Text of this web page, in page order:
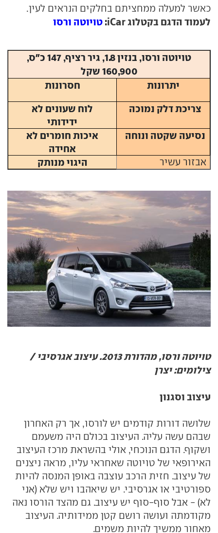
כאשר למעלה ממחציתם בחלקים הנראים לעין.
לעמוד הדגם בקטלוג iCar: טויוטה ורסו
טויוטה ורסו, בנזין 1.8, גיר רציף, 147 כ"ס,
160,900 שקל
יתרונות
חסרונות
צריכת דלק נמוכה
לוח שעונים לא
ידידותי
נסיעה שקטה ונוחה
איכות חומרים לא
אחידה
אבזור עשיר היגוי מנותק
טויוטה ורסו, מהדורת 2013. עיצוב אגרסיבי /
צילומים: יצרן
עיצוב וסגנון
שלושה דורות קודמים יש לורסו, אך רק האחרון
שבהם עשה עליה. העיצוב בכולם היה משעמם
ושקוף. הדגם הנוכחי, אולי בהשראת מרכז העיצוב
האירופאי של טויוטה שאחראי עליו, מראה ניצנים
של עיצוב. חזית הרכב עוצבה באופן המנסה להיות
ספורטיבי או אגרסיבי. יש שיאהבו ויש שלא (אני
לא) - אבל סוף-סוף יש עיצוב. גם מהצד הורסו נאה
מקודמתה ועושה רושם קטן ממידותיה. העיצוב
מאחור ממשיך להיות משמים.